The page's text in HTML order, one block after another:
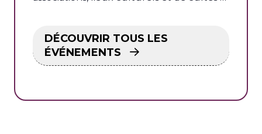
DÉCOUVRIR TOUS LES
ÉVÉNEMENTS